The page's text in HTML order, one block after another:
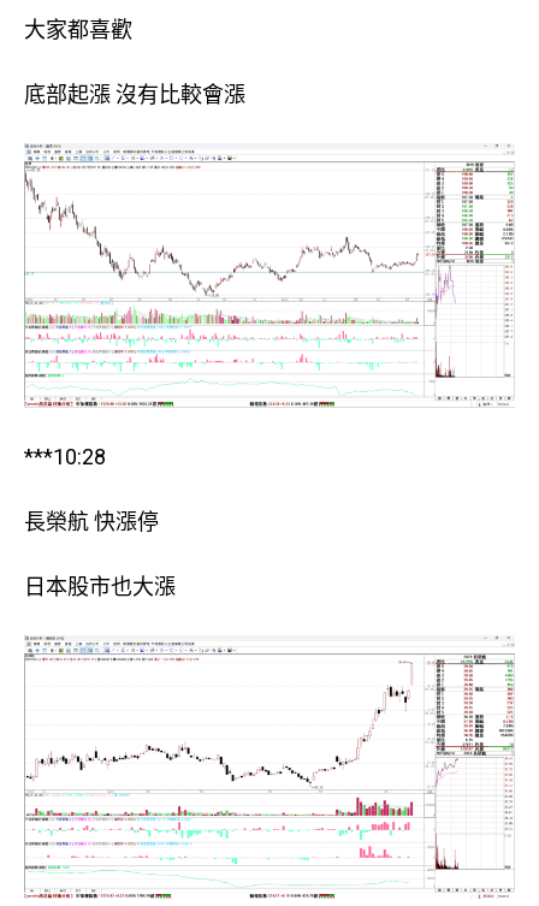
大家都喜歡
底部起漲 沒有比較會漲
***10:28
長榮航 快漲停
日本股市也大漲